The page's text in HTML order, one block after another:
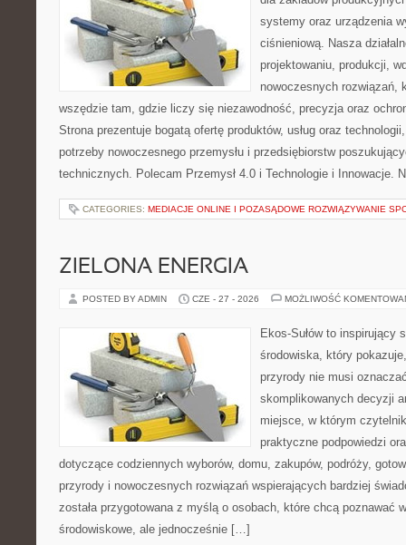
systemy oraz urządzenia
ciśnieniową. Nasza
projektowaniu, produkcji,
nowoczesnych rozwiązań,
wszędzie tam, gdzie liczy się niezawodność, precyzja oraz
Strona prezentuje bogatą ofertę produktów, usług oraz
potrzeby nowoczesnego przemysłu i przedsiębiorstw
technicznych. Polecam Przemysł 4.0 i Technologie i Innowacje.
CATEGORIES: MEDIACJE ONLINE I POZASĄDOWE ROZWIĄZYWANIE
ZIELONA ENERGIA
POSTED BY ADMIN CZE - 27 - 2026 MOŻLIWOŚĆ
Ekos-Sułów to inspirujący
środowiska, który
przyrody nie musi
skomplikowanych decyzji
miejsce, w którym
praktyczne podpowiedzi
dotyczące codziennych wyborów, domu, zakupów, podróży,
przyrody i nowoczesnych rozwiązań wspierających bardziej
została przygotowana z myślą o osobach, które chcą poznawać
środowiskowe, ale jednocześnie […]